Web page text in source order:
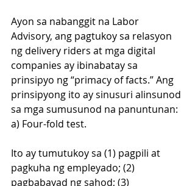
Ayon sa nabanggit na Labor
Advisory, ang pagtukoy sa relasyon
ng delivery riders at mga digital
companies ay ibinabatay sa
prinsipyo ng “primacy of facts.” Ang
prinsipyong ito ay sinusuri alinsunod
sa mga sumusunod na panuntunan:
a) Four-fold test.
Ito ay tumutukoy sa (1) pagpili at
pagkuha ng empleyado; (2)
pagbabayad ng sahod; (3)